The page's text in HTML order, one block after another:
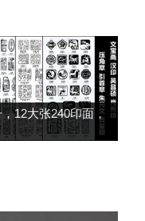
12大张240印面，